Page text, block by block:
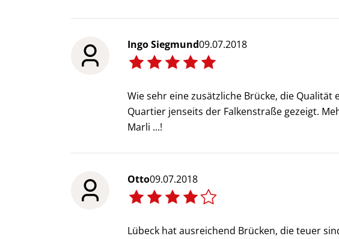
Ingo Siegmund09.07.2018
Wie sehr eine zusätzliche Brücke, die
Quartier jenseits der Falkenstraße gezeigt.
Marli ...!
Otto09.07.2018
Lübeck hat ausreichend Brücken, die teuer